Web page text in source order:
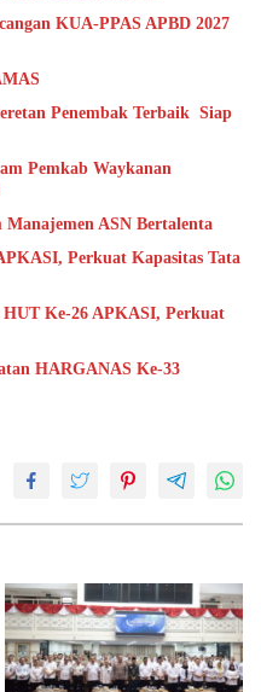
KUA-PPAS APBD 2027
Penembak Terbaik Siap
Pemkab Waykanan
Manajemen ASN Bertalenta
Perkuat Kapasitas Tata
Ke-26 APKASI, Perkuat
HARGANAS Ke-33